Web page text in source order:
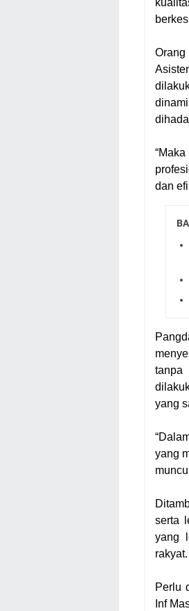
dan
tanpa
yang
yang
serta
yang
rakyat.
Perlu
Inf